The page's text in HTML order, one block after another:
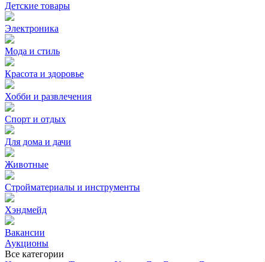
Детские товары
Электроника
Мода и стиль
Красота и здоровье
Хобби и развлечения
Спорт и отдых
Для дома и дачи
Животные
Стройматериалы и инструменты
Хэндмейд
Вакансии
Аукционы
Все категории